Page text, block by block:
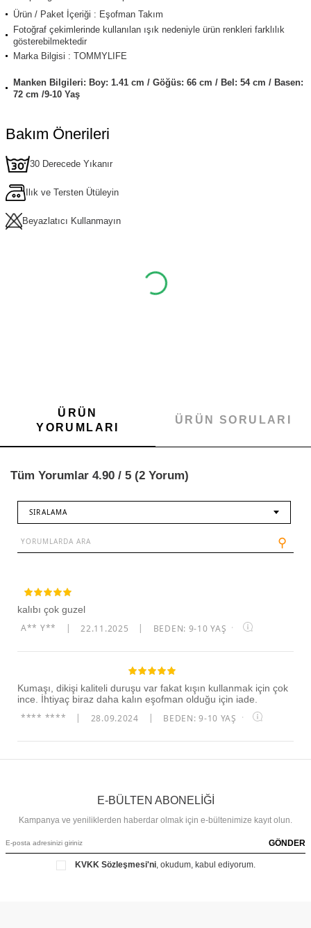
Ürün / Paket İçeriği : Eşofman Takım
Fotoğraf çekimlerinde kullanılan ışık nedeniyle ürün renkleri farklılık
gösterebilmektedir
Marka Bilgisi : TOMMYLIFE
Manken Bilgileri: Boy: 1.41 cm / Göğüs: 66 cm / Bel: 54 cm / Basen:
72 cm /9-10 Yaş
Bakım Önerileri
30 Derecede Yıkanır
Ilık ve Tersten Ütüleyin
Beyazlatıcı Kullanmayın
ÜRÜN
YORUMLARI
ÜRÜN SORULARI
Tüm Yorumlar 4.90 / 5 (2 Yorum)
SIRALAMA
⚲
kalıbı çok guzel
A** Y** 22.11.2025 BEDEN: 9-10 YAŞ ·
Kumaşı, dikişi kaliteli duruşu var fakat kışın kullanmak için çok
ince. İhtiyaç biraz daha kalın eşofman olduğu için iade.
**** **** 28.09.2024 BEDEN: 9-10 YAŞ ·
E-BÜLTEN ABONELİĞİ
Kampanya ve yeniliklerden haberdar olmak için e-bültenimize kayıt olun.
GÖNDER
KVKK Sözleşmesi'ni, okudum, kabul ediyorum.